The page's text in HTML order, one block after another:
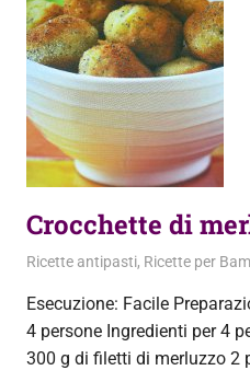
Crocchette di
21 Novembre 2013
admin
Ricette antipasti, Ricette per
Esecuzione: Facile
4 persone Ingredienti per 4
300 g di filetti di merluzzo 2